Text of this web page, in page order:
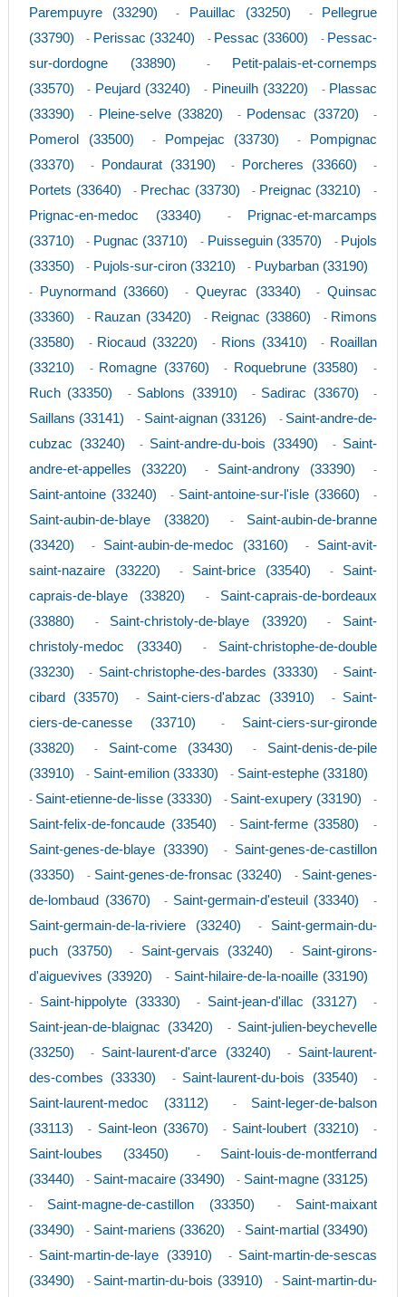
Parempuyre (33290) - Pauillac (33250) -
Pellegrue
(33790)
- Perissac (33240) - Pessac (33600) - Pessac-
sur-dordogne (33890)
-
Petit-palais-et-cornemps
(33570)
- Peujard (33240) - Pineuilh (33220) - Plassac
(33390)
- Pleine-selve (33820) - Podensac (33720) -
Pomerol (33500) - Pompejac (33730) -
Pompignac
(33370)
- Pondaurat (33190) - Porcheres (33660) -
Portets (33640) - Prechac (33730) - Preignac (33210) -
Prignac-en-medoc (33340) -
Prignac-et-marcamps
(33710)
- Pugnac (33710) - Puisseguin (33570) - Pujols
(33350)
- Pujols-sur-ciron (33210) - Puybarban (33190)
- Puynormand (33660) - Queyrac (33340) -Quinsac
(33360)
- Rauzan (33420) - Reignac (33860) - Rimons
(33580)
- Riocaud (33220) - Rions (33410) - Roaillan
(33210)
- Romagne (33760) - Roquebrune (33580) -
Ruch (33350) - Sablons (33910) - Sadirac (33670) -
Saillans (33141) - Saint-aignan (33126) - Saint-andre-de-
cubzac (33240)
- Saint-andre-du-bois (33490) - Saint-
andre-et-appelles (33220)
- Saint-androny (33390) -
Saint-antoine (33240) - Saint-antoine-sur-l'isle (33660) -
Saint-aubin-de-blaye (33820) - Saint-aubin-de-branne
(33420)
- Saint-aubin-de-medoc (33160) - Saint-avit-
saint-nazaire (33220)
- Saint-brice (33540) - Saint-
caprais-de-blaye (33820)
- Saint-caprais-de-bordeaux
(33880)
- Saint-christoly-de-blaye (33920) - Saint-
christoly-medoc (33340)
- Saint-christophe-de-double
(33230)
- Saint-christophe-des-bardes (33330) - Saint-
cibard (33570)
- Saint-ciers-d'abzac (33910) - Saint-
ciers-de-canesse (33710)
- Saint-ciers-sur-gironde
(33820)
- Saint-come (33430) - Saint-denis-de-pile
(33910)
- Saint-emilion (33330) - Saint-estephe (33180)
- Saint-etienne-de-lisse (33330) - Saint-exupery (33190) -
Saint-felix-de-foncaude (33540) - Saint-ferme (33580) -
Saint-genes-de-blaye (33390) - Saint-genes-de-castillon
(33350)
- Saint-genes-de-fronsac (33240) - Saint-genes-
de-lombaud (33670)
- Saint-germain-d'esteuil (33340) -
Saint-germain-de-la-riviere (33240) - Saint-germain-du-
puch (33750)
- Saint-gervais (33240) - Saint-girons-
d'aiguevives (33920)
- Saint-hilaire-de-la-noaille (33190)
- Saint-hippolyte (33330) - Saint-jean-d'illac (33127) -
Saint-jean-de-blaignac (33420) - Saint-julien-beychevelle
(33250)
- Saint-laurent-d'arce (33240) - Saint-laurent-
des-combes (33330)
- Saint-laurent-du-bois (33540) -
Saint-laurent-medoc (33112) - Saint-leger-de-balson
(33113)
- Saint-leon (33670) - Saint-loubert (33210) -
Saint-loubes (33450) - Saint-louis-de-montferrand
(33440)
- Saint-macaire (33490) - Saint-magne (33125)
- Saint-magne-de-castillon (33350) - Saint-maixant
(33490)
- Saint-mariens (33620) - Saint-martial (33490)
- Saint-martin-de-laye (33910) - Saint-martin-de-sescas
(33490)
- Saint-martin-du-bois (33910) - Saint-martin-du-